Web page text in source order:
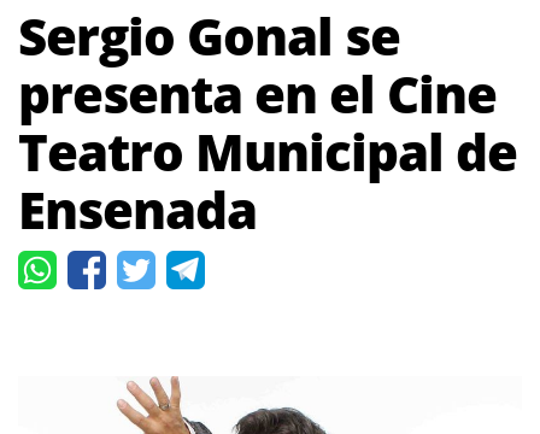
Sergio Gonal se
presenta en el Cine
Teatro Municipal de
Ensenada